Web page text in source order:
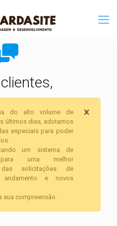
do alto volume de
últimos dias, adotamos
especiais para poder
um sistema de
para uma melhor
das solicitações de
e novos
sua compreensão.